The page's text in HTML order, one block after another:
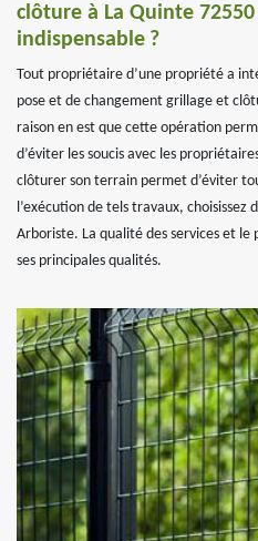
clôture à La Quinte
indispensable ?
Tout propriétaire d’une propriété a
pose et de changement grillage et
raison en est que cette opération
d’éviter les soucis avec les
clôturer son terrain permet d’éviter
l’exécution de tels travaux, choisissez
Arboriste. La qualité des services et le
ses principales qualités.